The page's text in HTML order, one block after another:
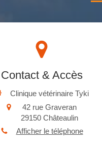
Contact & Accès
Clinique vétérinaire Tyki
42 rue Graveran
29150 Châteaulin
Afficher le téléphone